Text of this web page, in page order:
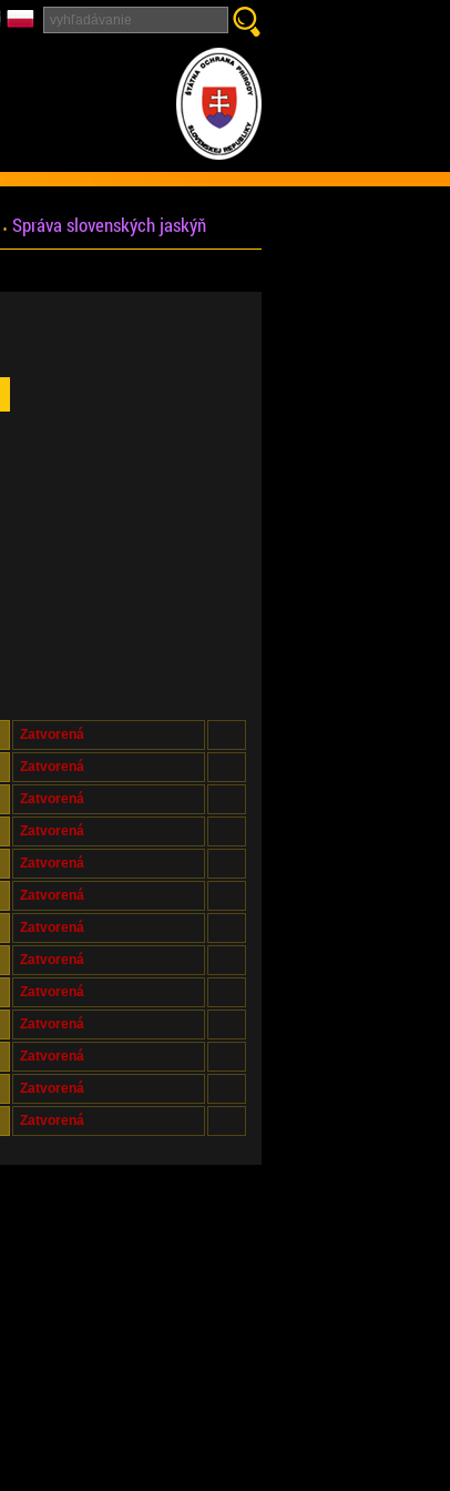
Správa slovenských jaskýň
Zatvorená
Zatvorená
Zatvorená
Zatvorená
Zatvorená
Zatvorená
Zatvorená
Zatvorená
Zatvorená
Zatvorená
Zatvorená
Zatvorená
Zatvorená